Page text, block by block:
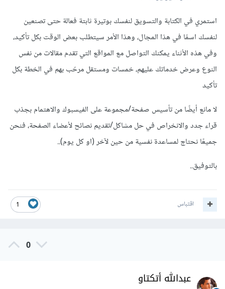
استمري في الكتابة والتسويق لنفسك بوتيرة ثابتة فعالة حتى تصنعين
لنفسك اسمًا في هذا المجال، وهذا الأمر سيتطلب بعض الوقت بكل تأكيد،
وفي هذه الأثناء يمكنك التواصل مع المواقع التي تقدم مقالات من نفس
النوع وعرض خدماتك عليهم، خمسات ومستقل مرحّب بهم في الخطة بكل
تأكيد
لا مانع أيضًا من تأسيس صفحة/مجموعة على الفيسبوك والاهتمام بجذب
قراء جدد والانخراص في حل مشاكل/تقديم نصائح لأعضاء الصفحة، فنحن
جميعًا نحتاج لمساعدة نفسية من حين لآخر (او كل يوم)..
بالتوفيق..
1 اقتباس
0
عبدالله أتكتاو